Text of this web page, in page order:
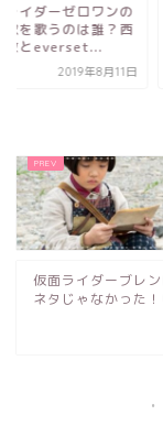
ライダーゼロワンの
歌を歌うのは誰？西
教とeverset...
2019年8月11日
仮面ライダーブレ
ネタじゃなかった